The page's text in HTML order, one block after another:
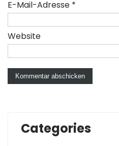
E-Mail-Adresse *
Website
Categories